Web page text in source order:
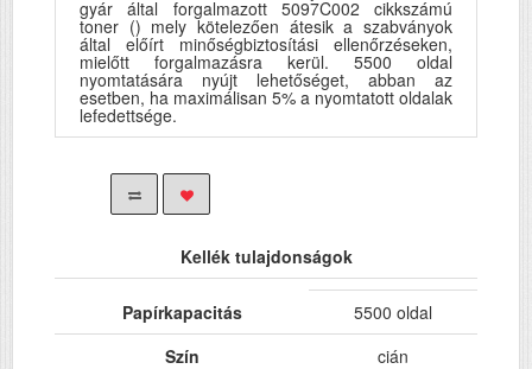
gyár által forgalmazott 5097C002 cikkszámú
toner () mely kötelezően átesik a szabványok
által előírt minőségbiztosítási ellenőrzéseken,
mielőtt forgalmazásra kerül. 5500 oldal
nyomtatására nyújt lehetőséget, abban az
esetben, ha maximálisan 5% a nyomtatott oldalak
lefedettsége.
Kellék tulajdonságok
Papírkapacitás
5500 oldal
Szín
cián